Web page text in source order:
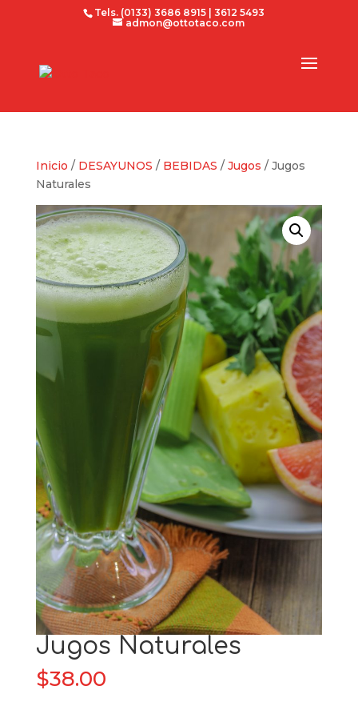
Tels. (0133) 3686 8915 | 3612 5493
admon@ottotaco.com
Inicio / DESAYUNOS / BEBIDAS / Jugos / Jugos
Naturales
Jugos Naturales
$38.00